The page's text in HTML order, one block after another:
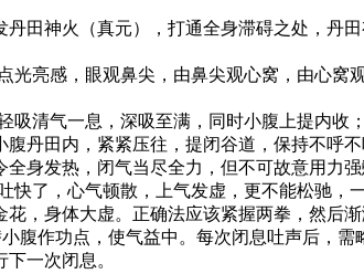
田神火（真元），打通全身滞碍之处，丹
光亮感，眼观鼻尖，由鼻尖观心窝，由心窝
清气一息，深吸至满，同时小腹上提内收
丹田内，紧紧压往，提闭谷道，保持不呼
身发热，闭气当尽全力，但不可故意用力强
快了，心气顿散，上气发虚，更不能松驰，
，身体大虚。正确法应该紧握两拳，然后
腹作功点，使气益中。每次闭息吐声后，需
一次闭息。